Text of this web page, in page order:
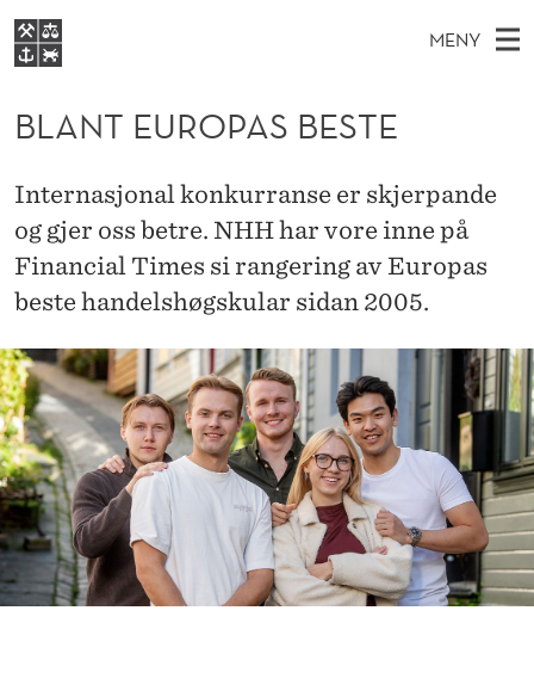
B
L
A
N
T
E
U
O
P
A
S
B
E
MENY
O
E
D
M
E
Y
VIDEREUTDANNING
Ø
K
T
S
T
E
D
E
T
Forsiden
Studier
Forskning
Alumni
BLANT EUROPAS BESTE
Internasjonal konkurranse er skjerpande
og gjer oss betre. NHH har vore inne på
Financial Times si rangering av Europas
beste handelshøgskular sidan 2005.